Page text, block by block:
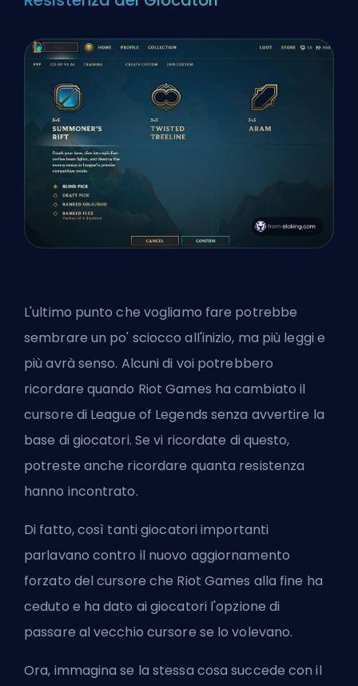
L'ultimo punto che vogliamo fare potrebbe
sembrare un po' sciocco all'inizio, ma più leggi e
più avrà senso. Alcuni di voi potrebbero
ricordare quando Riot Games ha cambiato il
cursore di League of Legends senza avvertire la
base di giocatori. Se vi ricordate di questo,
potreste anche ricordare quanta resistenza
hanno incontrato.
Di fatto, così tanti giocatori importanti
parlavano contro il nuovo aggiornamento
forzato del cursore che Riot Games alla fine ha
ceduto e ha dato ai giocatori l'opzione di
passare al vecchio cursore se lo volevano.
Ora, immagina se la stessa cosa succede con il